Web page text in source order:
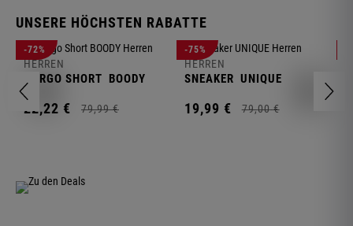
UNSERE HÖCHSTEN RABATTE
-72%
HERREN
CARGO SHORT BOODY
22,22 € 79,99 €
-75%
HERREN
SNEAKER UNIQUE
19,99 € 79,00 €